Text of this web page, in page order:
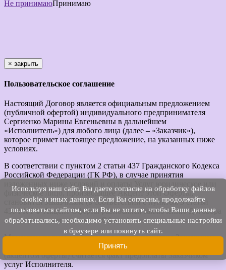
Используя наш cайт, Вы даете согласие на обработку файлов
cookie и иных данных. Если Вы согласны, продолжайте
пользоваться сайтом, если Вы не хотите, чтобы Ваши данные
обрабатывались, необходимо установить специальные настройки
в браузере или покинуть сайт.
Принять
Не принимаюПринимаю
× закрыть
Пользовательское соглашение
Настоящий Договор является официальным предложением
(публичной офертой) индивидуального предпринимателя
Сергиенко Марины Евгеньевны в дальнейшем
«Исполнитель») для любого лица (далее – «Заказчик»),
которое примет настоящее предложение, на указанных ниже
условиях.
В соответствии с пунктом 2 статьи 437 Гражданского Кодекса
Российской Федерации (ГК РФ), в случае принятия
физическое лицо, производящее Акцепт этой Оферты,
становится Заказчиком (в соответствии с пунктом 3 статьи
438 ГК РФ Акцепт Оферты равносилен заключению Договора
на условиях, изложенных в Оферте).
Моментом полного и безоговорочного принятия Заказчиком
предложения Исполнителя заключить договор оферты
(акцептом оферты) считается факт предоплаты Заказчиком
услуг Исполнителя.